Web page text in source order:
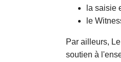
la saisie
le
Par ailleurs,
soutien à